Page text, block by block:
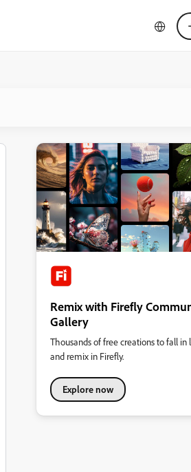
Remix with Firefly
Gallery
Thousands of free creations to fall in
and remix in Firefly.
Explore now